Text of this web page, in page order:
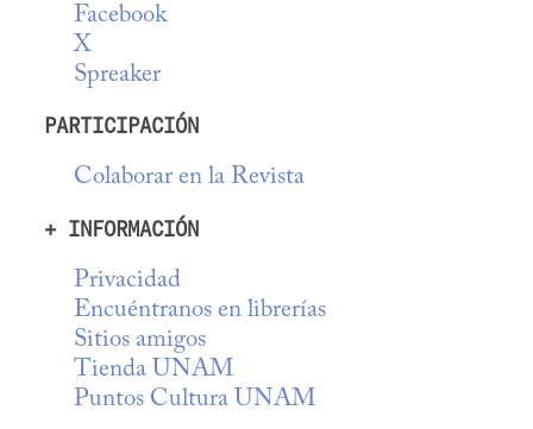
Facebook
X
Spreaker
PARTICIPACIÓN
Colaborar en la Revista
+ INFORMACIÓN
Privacidad
Encuéntranos en librerías
Sitios amigos
Tienda UNAM
Puntos Cultura UNAM